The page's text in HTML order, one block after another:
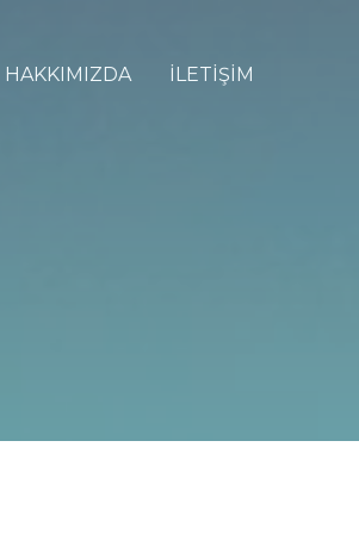
HAKKIMIZDA İLETİŞİM